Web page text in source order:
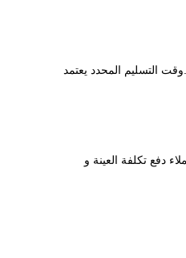
دفع تكلفة العينة و